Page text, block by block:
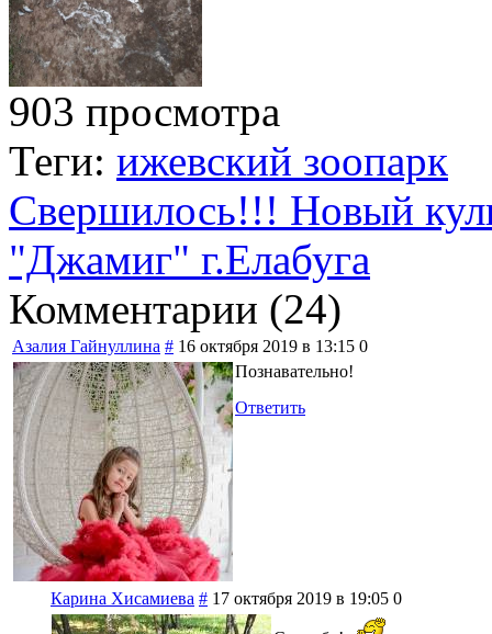
903 просмотра
Теги: ижевский зоопарк
Свершилось!!! Новый
"Джамиг" г.Елабуга
Комментарии (24)
Азалия Гайнуллина # 16 октября 2019 в 13:15 0
Познавательно!
Ответить
Карина Хисамиева # 17 октября 2019 в 19:05 0